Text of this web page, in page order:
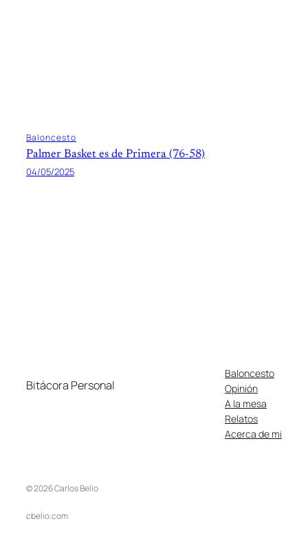
Baloncesto
Palmer Basket es de Primera (76-58)
04/05/2025
Bitácora Personal
Baloncesto
Opinión
A la mesa
Relatos
Acerca de mi
© 2026 Carlos Belío
cbelio.com